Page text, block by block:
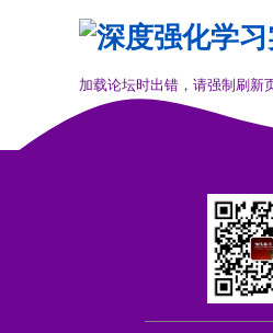
加载论坛时出错，请强制刷新